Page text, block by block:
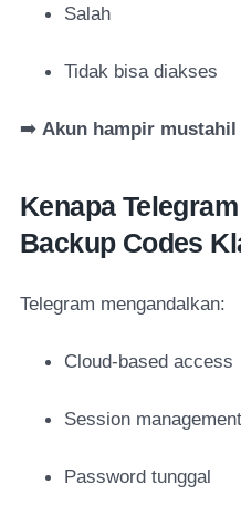
Salah
Tidak bisa diakses
➡️ Akun hampir
Kenapa
Backup Codes
Telegram mengandalkan:
Cloud-based access
Session management
Password tunggal